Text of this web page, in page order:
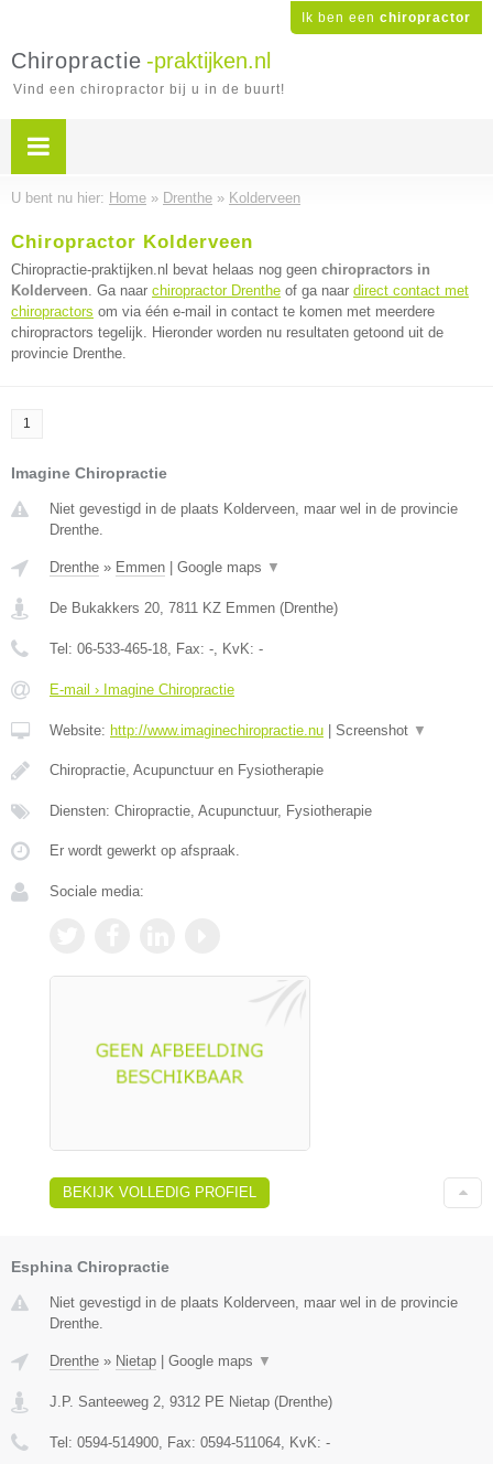
Ik ben een chiropractor
Chiropractie -praktijken.nl
Vind een chiropractor bij u in de buurt!
U bent nu hier: Home » Drenthe » Kolderveen
Chiropractor Kolderveen
Chiropractie-praktijken.nl bevat helaas nog geen chiropractors in
Kolderveen. Ga naar chiropractor Drenthe of ga naar direct contact met
chiropractors om via één e-mail in contact te komen met meerdere
chiropractors tegelijk. Hieronder worden nu resultaten getoond uit de
provincie Drenthe.
1
Imagine Chiropractie
Niet gevestigd in de plaats Kolderveen, maar wel in de provincie
Drenthe.
Drenthe » Emmen Google maps ▼
De Bukakkers 20, 7811 KZ Emmen (Drenthe)
Tel: 06-533-465-18, Fax: -, KvK: -
E-mail › Imagine Chiropractie
Website: http://www.imaginechiropractie.nu Screenshot ▼
Chiropractie, Acupunctuur en Fysiotherapie
Diensten: Chiropractie, Acupunctuur, Fysiotherapie
Er wordt gewerkt op afspraak.
Sociale media:
BEKIJK VOLLEDIG PROFIEL
Esphina Chiropractie
Niet gevestigd in de plaats Kolderveen, maar wel in de provincie
Drenthe.
Drenthe » Nietap | Google maps ▼
J.P. Santeeweg 2 9312 PE Nietap (Drenthe)
Tel: 0594-514900 , Fax: 0594-511064 , KvK: -